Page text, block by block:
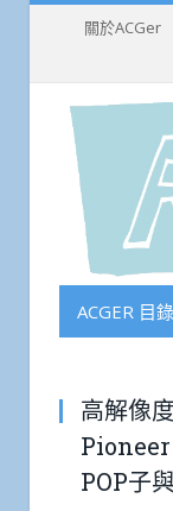
關於ACGer
ACGER 目錄
高解像
Pioneer
POP子